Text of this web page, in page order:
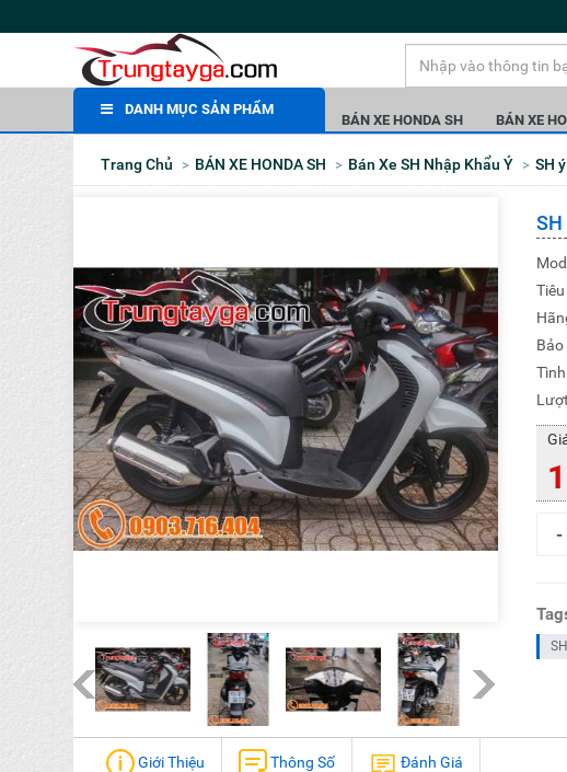
DANH MỤC SẢN PHẨM
BÁN XE HONDA SH BÁN XE
Trang Chủ BÁN XE HONDA SH Bán Xe SH Nhập Khẩu Ý
Giới Thiệu Thông Số Đánh Giá